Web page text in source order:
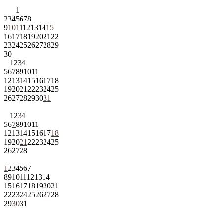
1
2345678
9101112131415
161718192021 22
23242526272829
30
1 234
567891011
12131415161718
192021 22232425
262728293031
1 234
567891011
12131415161718
192021 22232425
262728
1 234567
891011121314
15161718192021
22232425262728
293031